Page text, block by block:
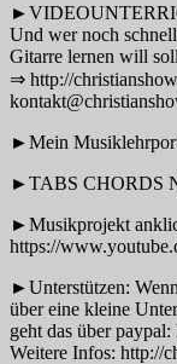
Und wer noch
Gitarre lernen will
⇒ http://
►Mein
►TABS CHORDS
►Musikprojekt
https://
►Unterstützen:
über eine kleine
geht das über
Weitere Infos: http://